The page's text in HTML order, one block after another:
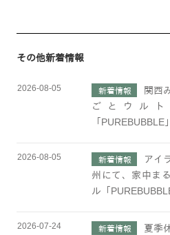
その他新着情報
2026-08-05 新着情報
関西
ごとウル
「
2026-08-05 新着情報
アイ
州にて、家中ま
ル「
2026-07-24 新着情報 夏季